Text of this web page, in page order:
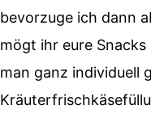
bevorzuge ich dann
mögt ihr eure
man ganz individuell